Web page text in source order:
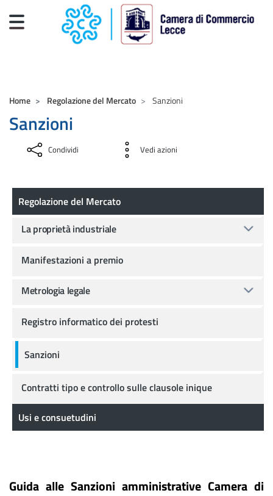
Salta al contenuto principale
Home Regolazione del Mercato Sanzioni
Sanzioni
Condividi Vedi azioni
Guida alle Sanzioni amministrative Camera di
Regolazione del Mercato
Regolazione del Mercato
La proprietà industriale
Manifestazioni a premio
Metrologia legale
Registro informatico dei protesti
Sanzioni
Contratti tipo e controllo sulle clausole inique
Usi e consuetudini